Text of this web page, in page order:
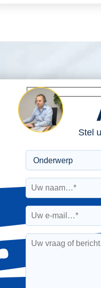
Stel